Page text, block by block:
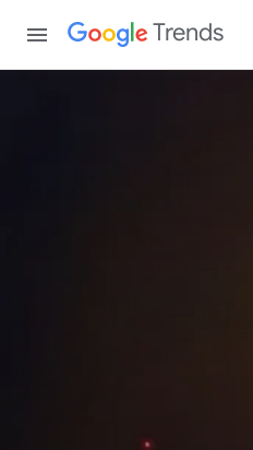
Trends